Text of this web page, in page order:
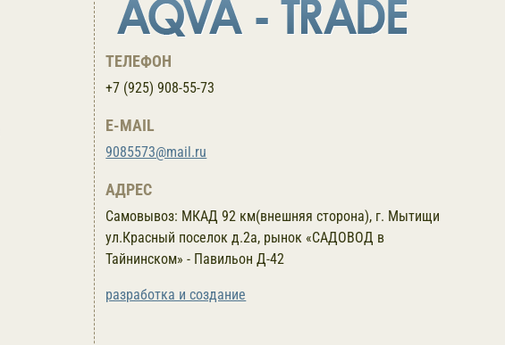
ТЕЛЕФОН
+7 (925) 908-55-73
E-MAIL
9085573@mail.ru
АДРЕС
Самовывоз: МКАД 92 км(внешняя сторона), г. Мытищи
ул.Красный поселок д.2а, рынок «САДОВОД в
Тайнинском» - Павильон Д-42
разработка и создание